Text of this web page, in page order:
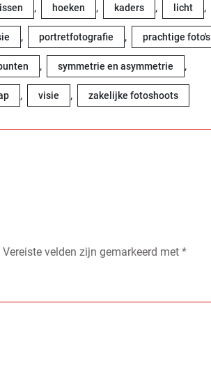
, hoeken , kaders , licht ,
, portretfotografie , prachtige foto's
, symmetrie en asymmetrie ,
, visie , zakelijke fotoshoots
Vereiste velden zijn gemarkeerd met *